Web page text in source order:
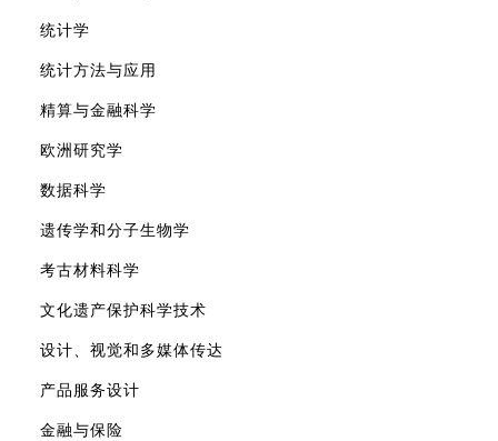
统计学
统计方法与应用
精算与金融科学
欧洲研究学
数据科学
遗传学和分子生物学
考古材料科学
文化遗产保护科学技术
设计、视觉和多媒体传达
产品服务设计
金融与保险